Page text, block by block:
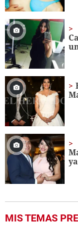
MIS TEMAS